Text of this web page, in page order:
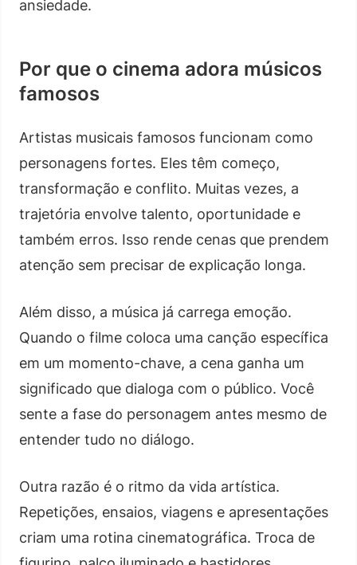
ansiedade.
Por que o cinema adora músicos
famosos
Artistas musicais famosos funcionam como
personagens fortes. Eles têm começo,
transformação e conflito. Muitas vezes, a
trajetória envolve talento, oportunidade e
também erros. Isso rende cenas que prendem
atenção sem precisar de explicação longa.
Além disso, a música já carrega emoção.
Quando o filme coloca uma canção específica
em um momento-chave, a cena ganha um
significado que dialoga com o público. Você
sente a fase do personagem antes mesmo de
entender tudo no diálogo.
Outra razão é o ritmo da vida artística.
Repetições, ensaios, viagens e apresentações
criam uma rotina cinematográfica. Troca de